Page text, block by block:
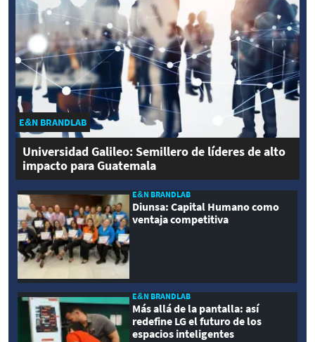
E&N BRANDLAB
Universidad Galileo: Semillero de líderes de alto
impacto para Guatemala
E&N BRANDLAB
Diunsa: Capital Humano como
ventaja competitiva
E&N BRANDLAB
Más allá de la pantalla: así
redefine LG el futuro de los
espacios inteligentes